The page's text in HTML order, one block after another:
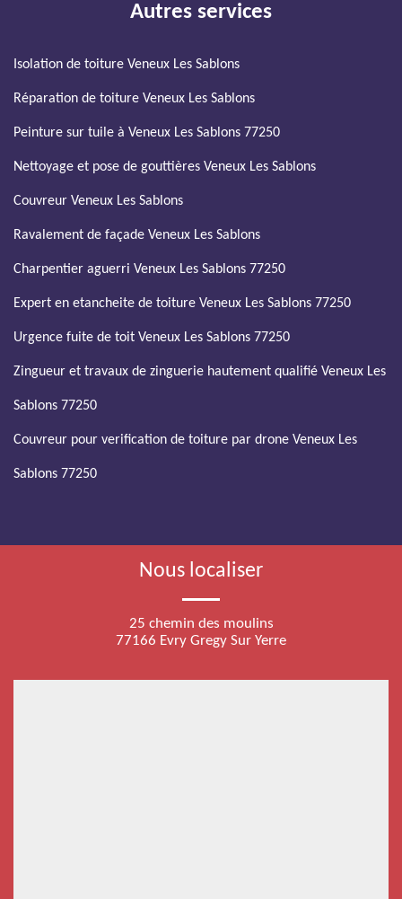
Autres services
Isolation de toiture Veneux Les Sablons
Réparation de toiture Veneux Les Sablons
Peinture sur tuile à Veneux Les Sablons 77250
Nettoyage et pose de gouttières Veneux Les Sablons
Couvreur Veneux Les Sablons
Ravalement de façade Veneux Les Sablons
Charpentier aguerri Veneux Les Sablons 77250
Expert en etancheite de toiture Veneux Les Sablons 77250
Urgence fuite de toit Veneux Les Sablons 77250
Zingueur et travaux de zinguerie hautement qualifié Veneux Les
Sablons 77250
Couvreur pour verification de toiture par drone Veneux Les
Sablons 77250
Nous localiser
25 chemin des moulins
77166 Evry Gregy Sur Yerre